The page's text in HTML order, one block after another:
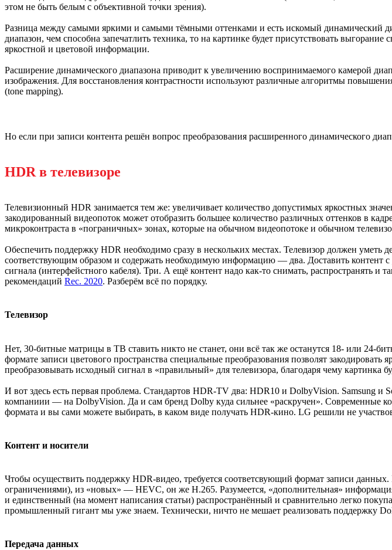
этом не быть белым с объективной точки зрения).
Разница между самыми яркими и самыми тёмными оттенками и есть искомый динамический
диапазон, чем способна запечатлить техника, то на картинке будет присутствовать выгорание
яркостной и цветовой информации.
Расширение динамического диапазона приводит к увеличению воспринимаемого камерой
изображения. Для восстановления контрастности используют различные алгоритмы
(tone mapping).
Но если при записи контента решён вопрос преобразования расширенного динамического
HDR в телевизоре
Телевизионный HDR занимается тем же: увеличивает количество допустимых яркостных
закодированный видеопоток может отобразить большее количество различных оттенков в
микроконтраста в «пограничных» зонах, которые на обычном видеопотоке и обычном
Обеспечить поддержку HDR необходимо сразу в нескольких местах. Телевизор должен
соответствующим образом и содержать необходимую информацию — два. Доставить контент
сигнала (интерфейстного кабеля). Три. А ещё контент надо как-то снимать, распространять и
рекомендаций Rec. 2020. Разберём всё по порядку.
Телевизор
Нет, 30-битные матрицы в ТВ ставить никто не станет, они всё так же останутся 18- или 24-
формате записи цветового пространства специальные преобразования позволят
преобразовывать исходный сигнал в «правильный» для телевизора, благодаря чему картинка
И вот здесь есть первая проблема. Стандартов HDR-TV два: HDR10 и DolbyVision. Samsung и
компаниии — на DolbyVision. Да и сам бренд Dolby куда сильнее «раскручен». Современные
формата и вы сами можете выбирать, в каком виде получать HDR-кино. LG решили не
Контент и носители
Чтобы осуществить поддержку HDR-видео, требуется соответсвующий формат записи
ограничениями), из «новых» — HEVC, он же H.265. Разумеется, «дополнительная»
и единственный (на момент написания статьи) распространённый и сравнительно легко
промышленный гигант мы уже знаем. Технически, ничто не мешает реализовать поддержку
Передача данных